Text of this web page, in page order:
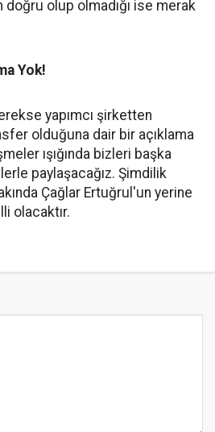
doğru olup olmadığı ise merak
Yok!
yapımcı şirketten
olduğuna dair bir açıklama
ışığında bizleri başka
paylaşacağız. Şimdilik
Çağlar Ertuğrul'un yerine
olacaktır.